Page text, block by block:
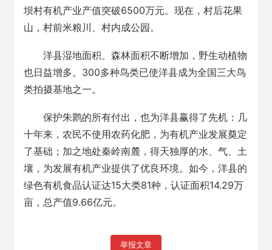
坝村有机产业产值突破6500万元。现在，村后花果
山，村前米粮川、村内成公园。
洋县湿地面积、森林面积不断增加，野生动植物
也日益增多。300多种鸟类已使洋县成为全国三大鸟
类拍摄基地之一。
保护朱鹮的所有付出，也为洋县赢得了先机：几
十年来，农民不使用农药化肥，为有机产业发展奠定
了基础；加之地处秦岭南麓，得天独厚的水、气、土
壤，为发展有机产业提供了优良环境。如今，洋县的
绿色有机食品认证达15大类81种，认证面积14.29万
亩，总产值9.66亿元。
举报文章